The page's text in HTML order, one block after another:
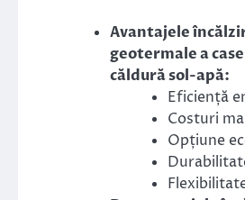
Avantajele
geotermale a
căldură sol-apă:
Eficiență
Costuri
Opțiune